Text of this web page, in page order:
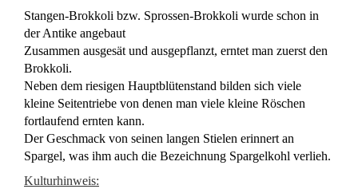
Stangen-Brokkoli bzw. Sprossen-Brokkoli wurde schon in
der Antike angebaut
Zusammen ausgesät und ausgepflanzt, erntet man zuerst den
Brokkoli.
Neben dem riesigen Hauptblütenstand bilden sich viele
kleine Seitentriebe von denen man viele kleine Röschen
fortlaufend ernten kann.
Der Geschmack von seinen langen Stielen erinnert an
Spargel, was ihm auch die Bezeichnung Spargelkohl verlieh.
Kulturhinweis: